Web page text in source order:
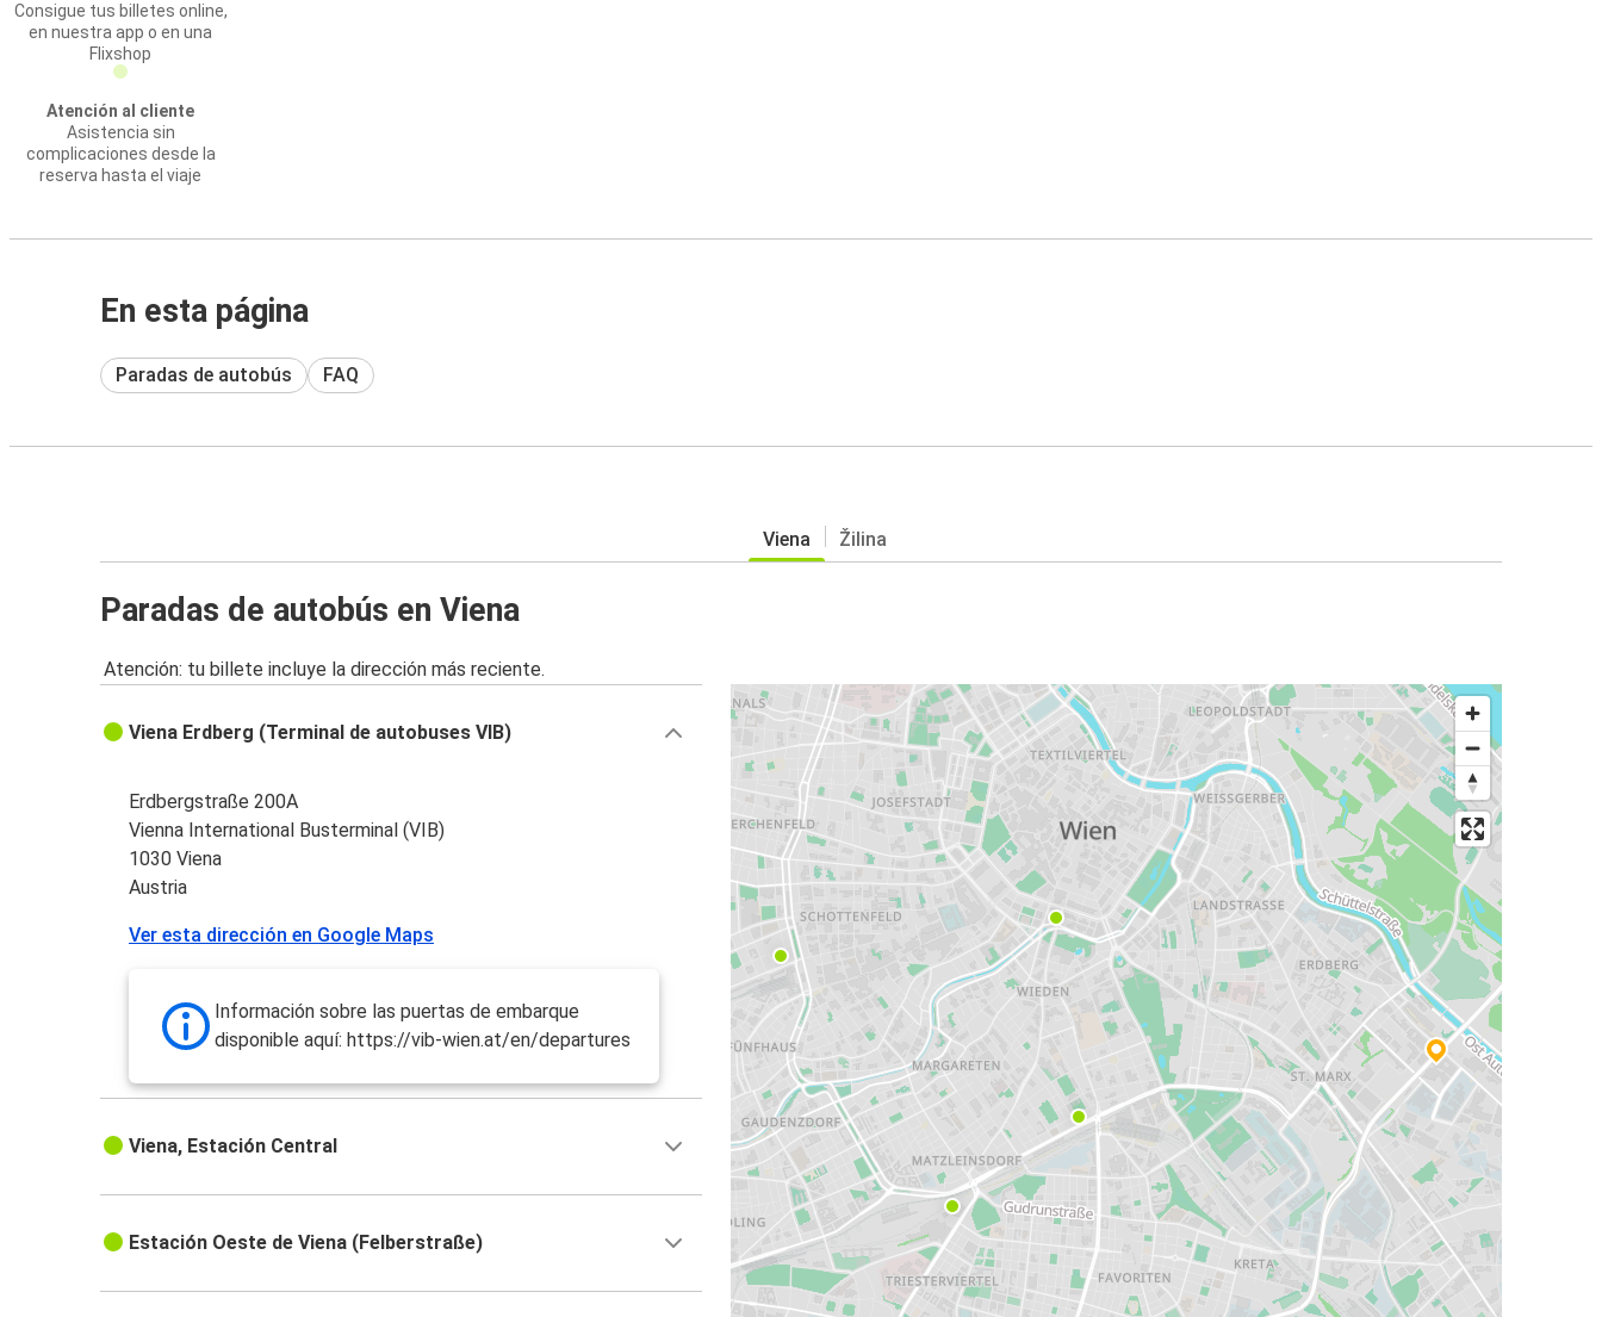
Consigue tus billetes online,
en nuestra app o en una
Flixshop
Atención al cliente
Asistencia sin
complicaciones desde la
reserva hasta el viaje
En esta página
Paradas de autobús FAQ
Viena Žilina
Paradas de autobús en Viena
Atención: tu billete incluye la dirección más reciente.
Viena Erdberg (Terminal de autobuses VIB)
Erdbergstraße 200A
Vienna International Busterminal (VIB)
1030 Viena
Austria
Ver esta dirección en Google Maps
Información sobre las puertas de embarque
disponible aquí: https://vib-wien.at/en/departures
Viena, Estación Central
Estación Oeste de Viena (Felberstraße)